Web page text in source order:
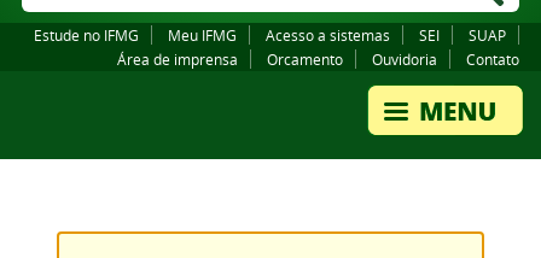
Estude no IFMG Meu IFMG Acesso a sistemas SEI
SUAP
Área de imprensa
Orcamento Ouvidoria Contato